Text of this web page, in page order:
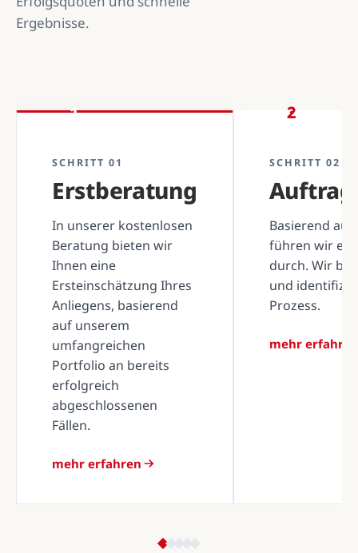
Ergebnisse.
1
SCHRITT 01
Erstberatung
In unserer kostenlosen
Beratung bieten wir
Ihnen eine
Ersteinschätzung Ihres
Anliegens, basierend
auf unserem
umfangreichen
Portfolio an bereits
erfolgreich
abgeschlossenen
Fällen.
mehr erfahren
2
SCHRITT 02
Basierend
führen wir
durch. Wir
und
Prozess.
mehr erfahren